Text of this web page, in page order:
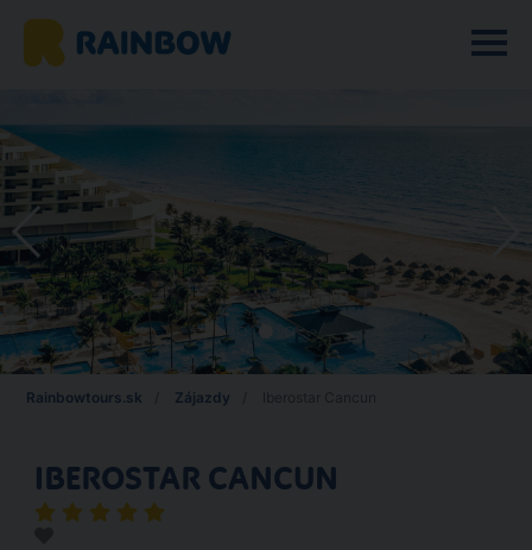
Rainbowtours.sk Zájazdy
IBEROSTAR CANCUN